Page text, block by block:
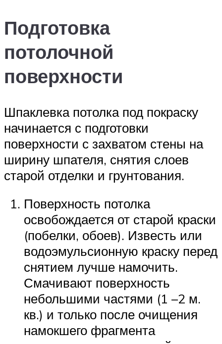
Подготовка
потолочной
поверхности
Шпаклевка потолка под покраску
начинается с подготовки
поверхности с захватом стены на
ширину шпателя, снятия слоев
старой отделки и грунтования.
Поверхность потолка
освобождается от старой краски
(побелки, обоев). Известь или
водоэмульсионную краску перед
снятием лучше намочить.
Смачивают поверхность
небольшими частями (1 –2 м.
кв.) и только после очищения
намокшего фрагмента